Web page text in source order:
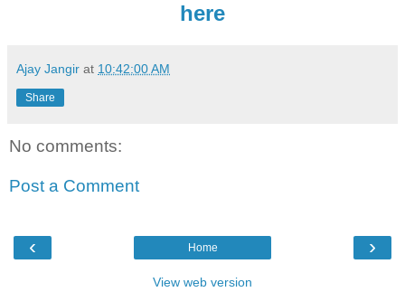
here
Ajay Jangir at 10:42:00 AM
Share
No comments:
Post a Comment
‹ ›
Home
View web version